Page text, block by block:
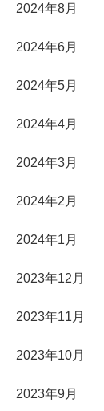
2024年8月
2024年6月
2024年5月
2024年4月
2024年3月
2024年2月
2024年1月
2023年12月
2023年11月
2023年10月
2023年9月